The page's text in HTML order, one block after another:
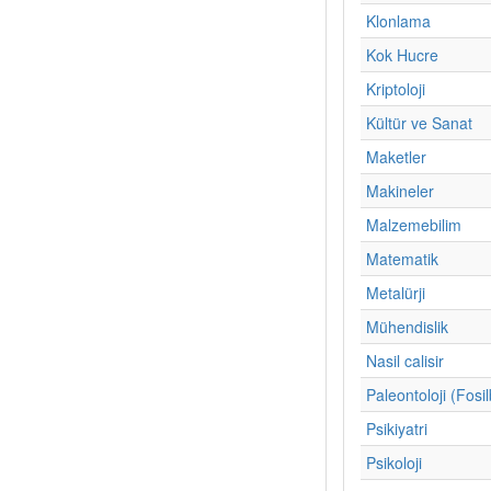
Klonlama
Kok Hucre
Kriptoloji
Kültür ve Sanat
Maketler
Makineler
Malzemebilim
Matematik
Metalürji
Mühendislik
Nasil calisir
Paleontoloji
Psikiyatri
Psikoloji